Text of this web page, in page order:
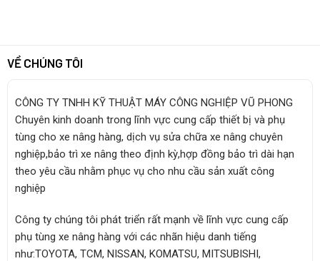
VỀ CHÚNG TÔI
CÔNG TY TNHH KỸ THUẬT MÁY CÔNG NGHIỆP VŨ PHONG
Chuyên kinh doanh trong lĩnh vực cung cấp thiết bị và phụ
tùng cho xe nâng hàng, dịch vụ sửa chữa xe nâng chuyên
nghiệp,bảo trì xe nâng theo định kỳ,hợp đồng bảo trì dài hạn
theo yêu cầu nhằm phục vụ cho nhu cầu sản xuất công
nghiệp
Công ty chúng tôi phát triển rất mạnh về lĩnh vực cung cấp
phụ tùng xe nâng hàng với các nhãn hiệu danh tiếng
như:TOYOTA, TCM, NISSAN, KOMATSU, MITSUBISHI,